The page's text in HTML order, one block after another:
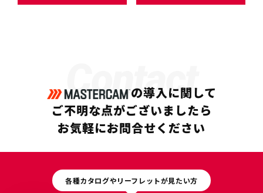
Contact
の導入に関して
ご不明な点がございましたら
お気軽にお問合せください
各種カタログやリーフレットが見たい方